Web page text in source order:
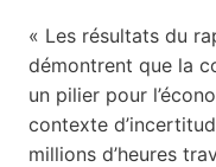
« Les résultats du
démontrent que la
un pilier pour
contexte
millions d’heures